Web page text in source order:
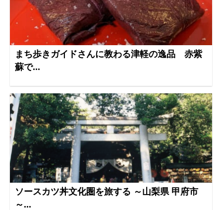
まち歩きガイドさんに教わる津軽の逸品 赤紫
蘇で...
ソースカツ丼文化圏を旅する ～山梨県 甲府市
～...